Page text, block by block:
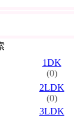
1DK
(0)
2LDK
(0)
3LDK